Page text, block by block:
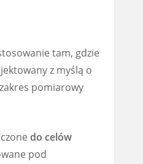
tam, gdzie
z myślą o
pomiarowy
do celów
pod